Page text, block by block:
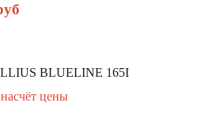
BLUELINE 165I
цены